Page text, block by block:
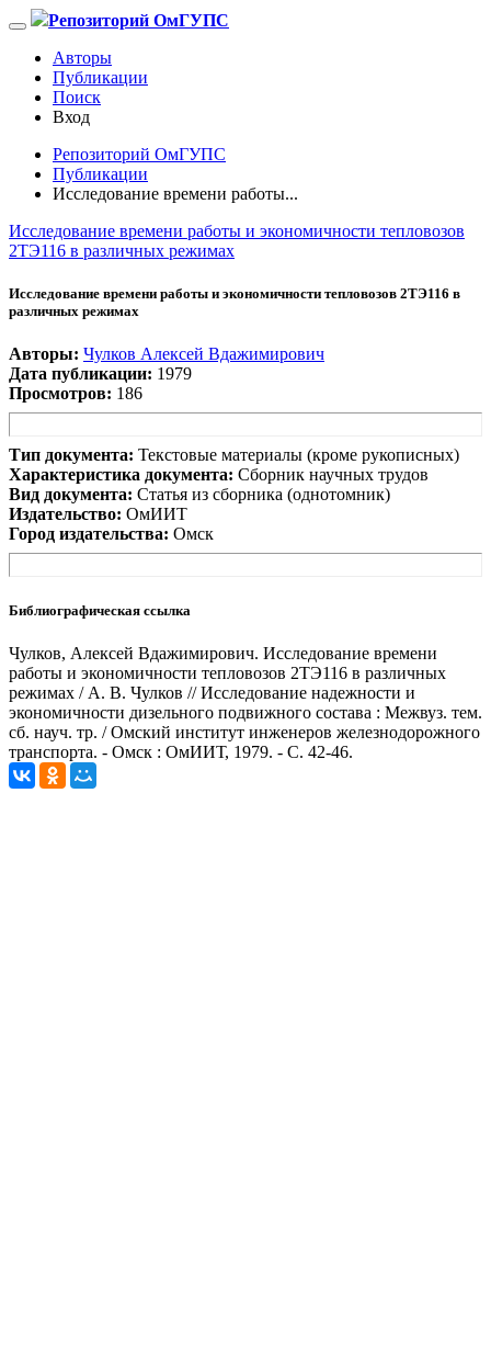
Репозиторий ОмГУПС
Авторы
Публикации
Поиск
Вход
Репозиторий ОмГУПС
Публикации
Исследование времени работы...
Исследование времени работы и экономичности тепловозов
2ТЭ116 в различных режимах
Исследование времени работы и экономичности тепловозов 2ТЭ116 в
различных режимах
Авторы: Чулков Алексей Вдажимирович
Дата публикации: 1979
Просмотров: 186
Тип документа: Текстовые материалы (кроме рукописных)
Характеристика документа: Сборник научных трудов
Вид документа: Статья из сборника (однотомник)
Издательство: ОмИИТ
Город издательства: Омск
Библиографическая ссылка
Чулков, Алексей Вдажимирович. Исследование времени
работы и экономичности тепловозов 2ТЭ116 в различных
режимах / А. В. Чулков // Исследование надежности и
экономичности дизельного подвижного состава : Межвуз. тем.
сб. науч. тр. / Омский институт инженеров железнодорожного
транспорта. - Омск : ОмИИТ, 1979. - С. 42-46.